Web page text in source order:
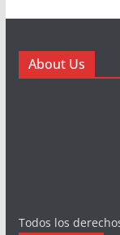
About Us
Todos los